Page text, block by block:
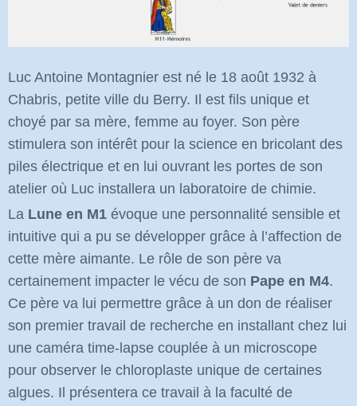
Luc Antoine Montagnier est né le 18 août 1932 à
Chabris, petite ville du Berry. Il est fils unique et
choyé par sa mère, femme au foyer. Son père
stimulera son intérêt pour la science en bricolant des
piles électrique et en lui ouvrant les portes de son
atelier où Luc installera un laboratoire de chimie.
La Lune en M1 évoque une personnalité sensible et
intuitive qui a pu se développer grâce à l’affection de
cette mère aimante. Le rôle de son père va
certainement impacter le vécu de son Pape en M4.
Ce père va lui permettre grâce à un don de réaliser
son premier travail de recherche en installant chez lui
une caméra time-lapse couplée à un microscope
pour observer le chloroplaste unique de certaines
algues. Il présentera ce travail à la faculté de